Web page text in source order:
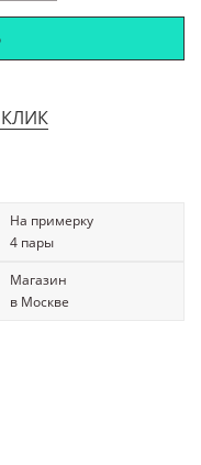
На примерку
4 пары
Магазин
в Москве